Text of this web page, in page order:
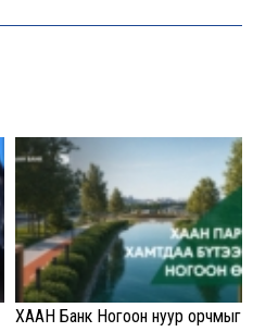
ХААН Банк Ногоон нуур орчмыг